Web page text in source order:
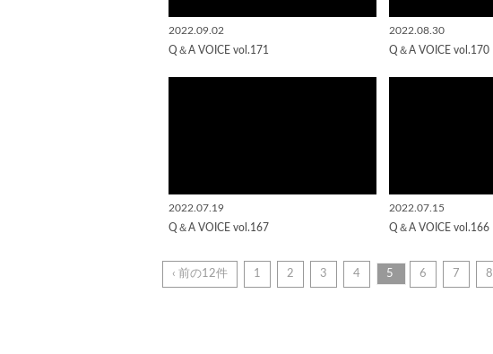
2022.09.02
Q＆A VOICE vol.171
2022.08.30
Q＆A VOICE vol.170
2022.07.19
Q＆A VOICE vol.167
2022.07.15
Q＆A VOICE vol.166
‹ 前の12件 1 2 3 4 5 6 7 8